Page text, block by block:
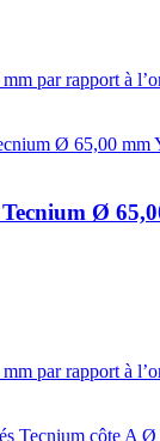
par rapport à
Ø
par rapport à